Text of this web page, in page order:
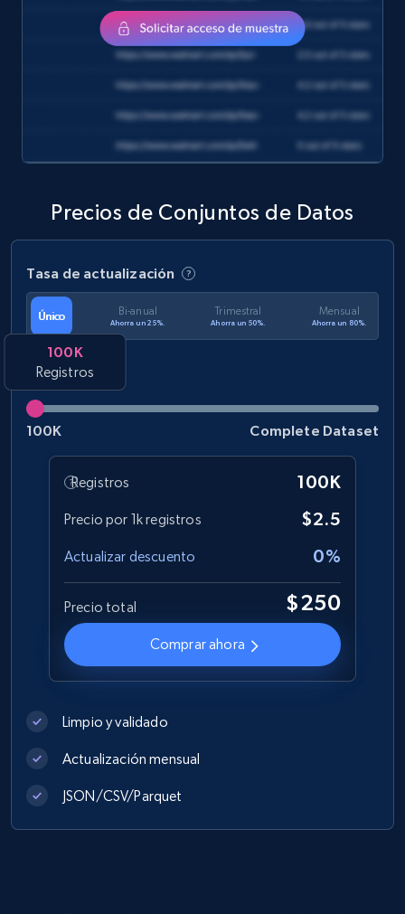
Precios de Conjuntos de Datos
Tasa de actualización
Único Bi-anual
Ahorra un 25%.
Trimestral
Ahorra un 50%.
Mensual
Ahorra un 80%.
100K
Registros
100K Complete Dataset
Registros 100K
Precio por 1k registros $2.5
Actualizar descuento 0%
Precio total $250
Comprar ahora
Limpio y validado
Actualización mensual
JSON/CSV/Parquet